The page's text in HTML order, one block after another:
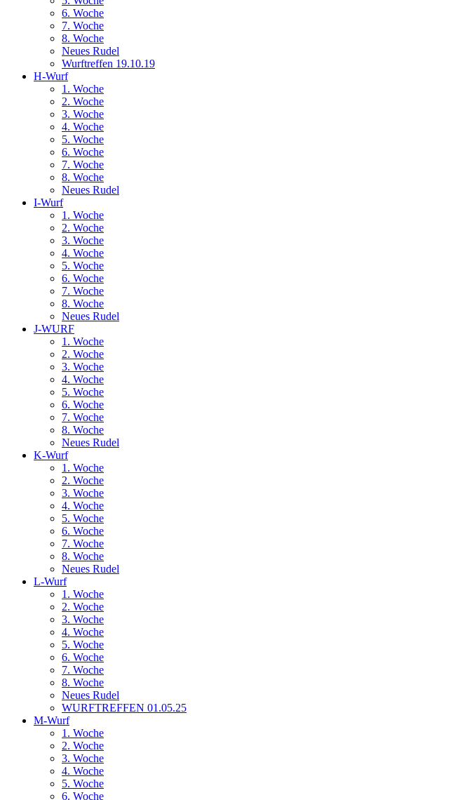
6. Woche
7. Woche
8. Woche
Neues Rudel
Wurftreffen 19.10.19
H-Wurf
1. Woche
2. Woche
3. Woche
4. Woche
5. Woche
6. Woche
7. Woche
8. Woche
Neues Rudel
I-Wurf
1. Woche
2. Woche
3. Woche
4. Woche
5. Woche
6. Woche
7. Woche
8. Woche
Neues Rudel
J-WURF
1. Woche
2. Woche
3. Woche
4. Woche
5. Woche
6. Woche
7. Woche
8. Woche
Neues Rudel
K-Wurf
1. Woche
2. Woche
3. Woche
4. Woche
5. Woche
6. Woche
7. Woche
8. Woche
Neues Rudel
L-Wurf
1. Woche
2. Woche
3. Woche
4. Woche
5. Woche
6. Woche
7. Woche
8. Woche
Neues Rudel
WURFTREFFEN 01.05.25
M-Wurf
1. Woche
2. Woche
3. Woche
4. Woche
5. Woche
6. Woche